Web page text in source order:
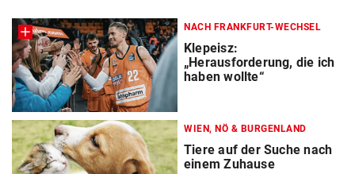
NACH FRANKFURT-WECHSEL
Klepeisz:
„Herausforderung, die ich
haben wollte“
WIEN, NÖ & BURGENLAND
Tiere auf der Suche nach
einem Zuhause